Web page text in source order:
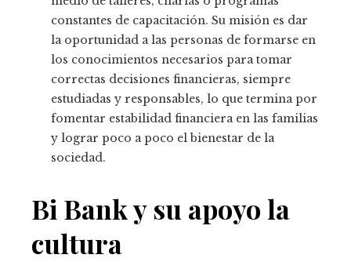
constantes de capacitación. Su misión es dar
la oportunidad a las personas de formarse en
los conocimientos necesarios para tomar
correctas decisiones financieras, siempre
estudiadas y responsables, lo que termina por
fomentar estabilidad financiera en las familias
y lograr poco a poco el bienestar de la
sociedad.
Bi Bank y su apoyo la
cultura